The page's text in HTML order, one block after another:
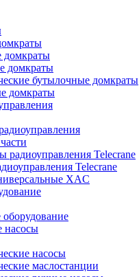
домкраты
домкраты
бутылочные домкраты
домкраты
радиоуправления Telecrane
Telecrane
XAC
оборудование
насосы
насосы
маслостанции